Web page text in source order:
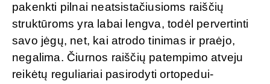
pakenkti pilnai neatsistačiusioms raiščių
struktūroms yra labai lengva, todėl pervertinti
savo jėgų, net, kai atrodo tinimas ir praėjo,
negalima. Čiurnos raiščių patempimo atveju
reikėtų reguliariai pasirodyti ortopedui-